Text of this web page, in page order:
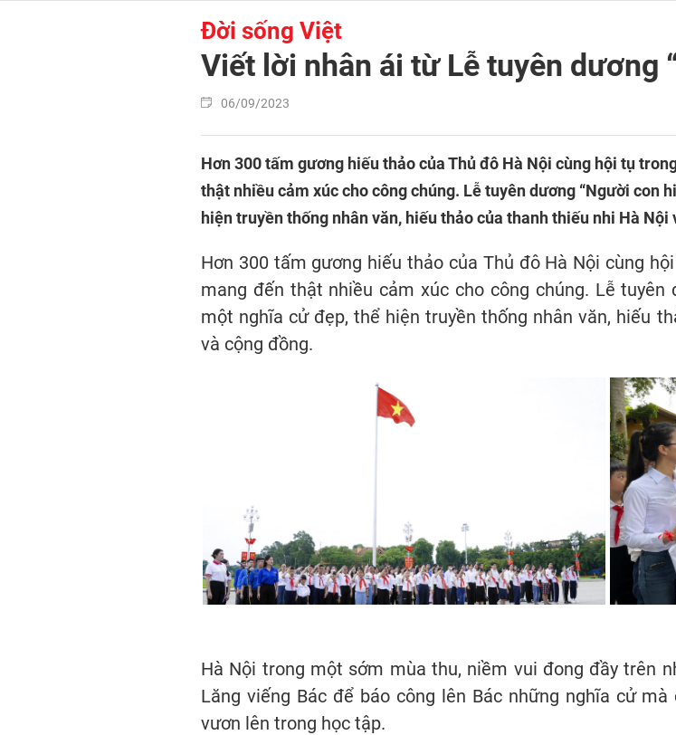
Đời sống Việt
Viết lời nhân ái từ Lễ tuyên dương
06/09/2023
Hơn 300 tấm gương hiếu thảo của Thủ đô Hà Nội cùng hội tụ
thật nhiều cảm xúc cho công chúng. Lễ tuyên dương “Người con
hiện truyền thống nhân văn, hiếu thảo của thanh thiếu nhi Hà
Hơn 300 tấm gương hiếu thảo của Thủ đô Hà Nội cùng
mang đến thật nhiều cảm xúc cho công chúng. Lễ tuyên
một nghĩa cử đẹp, thể hiện truyền thống nhân văn, hiếu
và cộng đồng.
Hà Nội trong một sớm mùa thu, niềm vui đong đầy trên
Lăng viếng Bác để báo công lên Bác những nghĩa cử
vươn lên trong học tập.